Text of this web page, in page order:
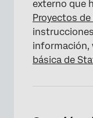
externo que
Proyectos
información,
básica de